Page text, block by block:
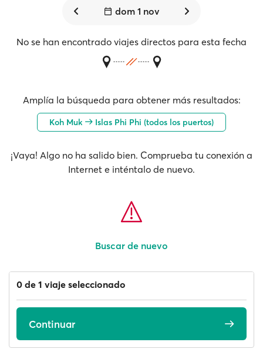
dom 1 nov
No se han encontrado viajes directos para esta fecha
Amplía la búsqueda para obtener más resultados:
Koh Muk Islas Phi Phi (todos los puertos)
¡Vaya! Algo no ha salido bien. Comprueba tu conexión a
Internet e inténtalo de nuevo.
Buscar de nuevo
0 de 1 viaje seleccionado
Continuar